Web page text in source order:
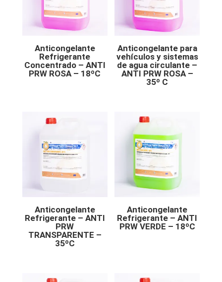
Anticongelante
Refrigerante
Concentrado – ANTI
PRW ROSA – 18ºC
Anticongelante para
vehículos y sistemas
de agua circulante –
ANTI PRW ROSA –
35º C
Anticongelante
Refrigerante – ANTI
PRW
TRANSPARENTE –
35ºC
Anticongelante
Refrigerante – ANTI
PRW VERDE – 18ºC